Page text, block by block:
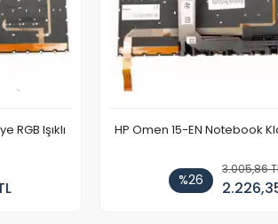
RGB Işıklı HP Omen 15-EN Notebook
%26
3.005,86